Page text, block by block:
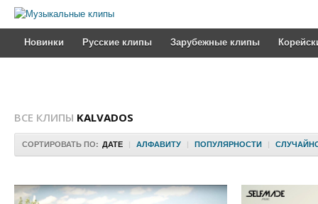
Новинки Русские клипы Зарубежные клипы
ВСЕ КЛИПЫ KALVADOS
СОРТИРОВАТЬ ПО: ДАТЕ | АЛФАВИТУ | ПОПУЛЯРНОСТИ |